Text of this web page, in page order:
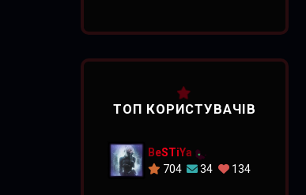
ТОП КОРИСТУВАЧІВ
BeSTiYa
704
34 134